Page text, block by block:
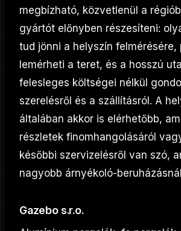
megbízható, közvetlenül a
gyártót előnyben részesíteni:
tud jönni a helyszín felmérésére,
lemérheti a teret, és a hosszú
felesleges költségei nélkül
szerelésről és a szállításról. A
általában akkor is elérhetőbb,
részletek finomhangolásáról
későbbi szervizelésről van szó,
nagyobb árnyékoló-
Gazebo s.r.o.